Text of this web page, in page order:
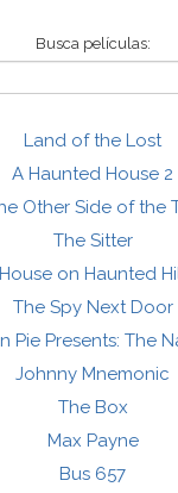
Busca películas:
Land of the Lost
A Haunted House 2
Other Side of the
The Sitter
House on Haunted
The Spy Next Door
Pie Presents: The
Johnny Mnemonic
The Box
Max Payne
Bus 657